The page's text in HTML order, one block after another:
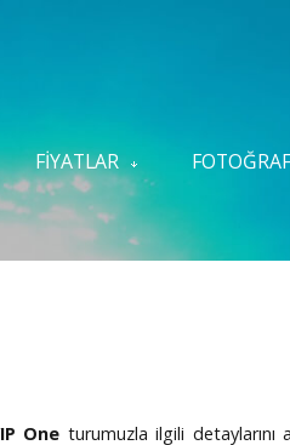
FIYATLAR
One turumuzla ilgili detaylarını